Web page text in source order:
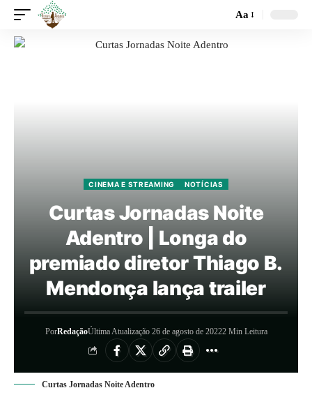
Aa
CINEMA E STREAMING NOTÍCIAS
Curtas Jornadas Noite
Adentro | Longa do
premiado diretor Thiago B.
Mendonça lança trailer
PorRedaçãoÚltima Atualização 26 de agosto de 20222 Min Leitura
Curtas Jornadas Noite Adentro